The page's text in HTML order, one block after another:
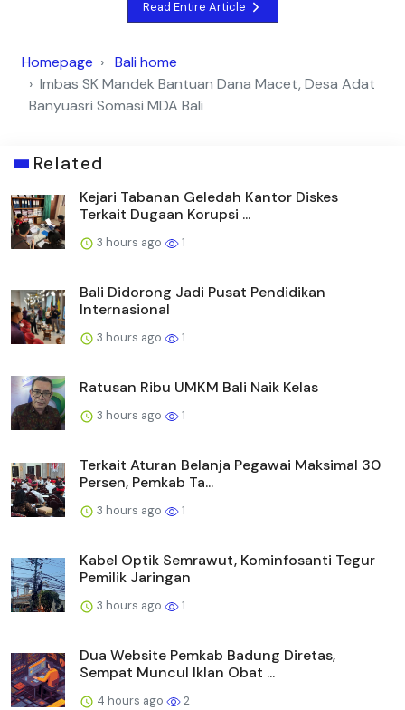
Read Entire Article
Homepage
Bali home
Imbas SK Mandek Bantuan Dana Macet, Desa Adat
Banyuasri Somasi MDA Bali
Related
Kejari Tabanan Geledah Kantor Diskes
Terkait Dugaan Korupsi ...
3 hours ago 1
Bali Didorong Jadi Pusat Pendidikan
Internasional
3 hours ago 1
Ratusan Ribu UMKM Bali Naik Kelas
3 hours ago 1
Terkait Aturan Belanja Pegawai Maksimal 30
Persen, Pemkab Ta...
3 hours ago 1
Kabel Optik Semrawut, Kominfosanti Tegur
Pemilik Jaringan
3 hours ago 1
Dua Website Pemkab Badung Diretas,
Sempat Muncul Iklan Obat ...
4 hours ago 2